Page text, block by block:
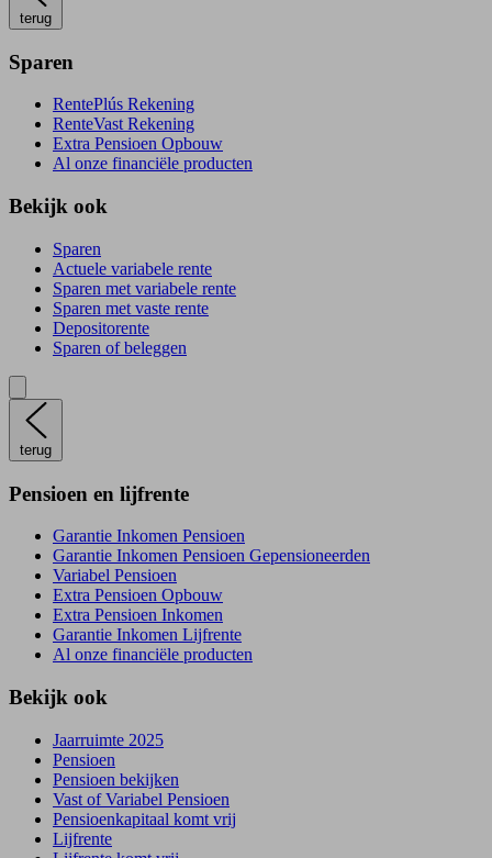
terug
Sparen
RentePlús Rekening
RenteVast Rekening
Extra Pensioen Opbouw
Al onze financiële producten
Bekijk ook
Sparen
Actuele variabele rente
Sparen met variabele rente
Sparen met vaste rente
Depositorente
Sparen of beleggen
terug
Pensioen en lijfrente
Garantie Inkomen Pensioen
Garantie Inkomen Pensioen Gepensioneerden
Variabel Pensioen
Extra Pensioen Opbouw
Extra Pensioen Inkomen
Garantie Inkomen Lijfrente
Al onze financiële producten
Bekijk ook
Jaarruimte 2025
Pensioen
Pensioen bekijken
Vast of Variabel Pensioen
Pensioenkapitaal komt vrij
Lijfrente